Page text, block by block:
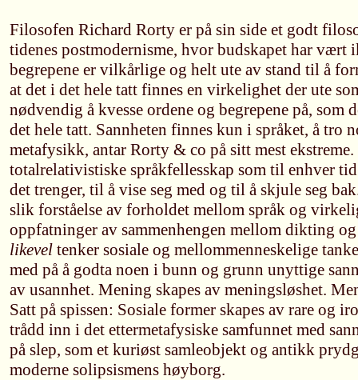
Filosofen Richard Rorty er på sin side et godt
tidenes postmodernisme, hvor budskapet har vært
begrepene er vilkårlige og helt ute av stand til å
at det i det hele tatt finnes en virkelighet der ute
nødvendig å kvesse ordene og begrepene på, som
det hele tatt. Sannheten finnes kun i språket, å tro
metafysikk, antar Rorty & co på sitt mest
totalrelativistiske språkfellesskap som til enhver
det trenger, til å vise seg med og til å skjule seg
slik forståelse av forholdet mellom språk og
oppfatninger av sammenhengen mellom dikting og
likevel tenker sosiale og mellommenneskelige
med på å godta noen i bunn og grunn unyttige
av usannhet. Mening skapes av meningsløshet.
Satt på spissen: Sosiale former skapes av rare og
trådd inn i det ettermetafysiske samfunnet med
på slep, som et kuriøst samleobjekt og antikk
moderne solipsismens høyborg.